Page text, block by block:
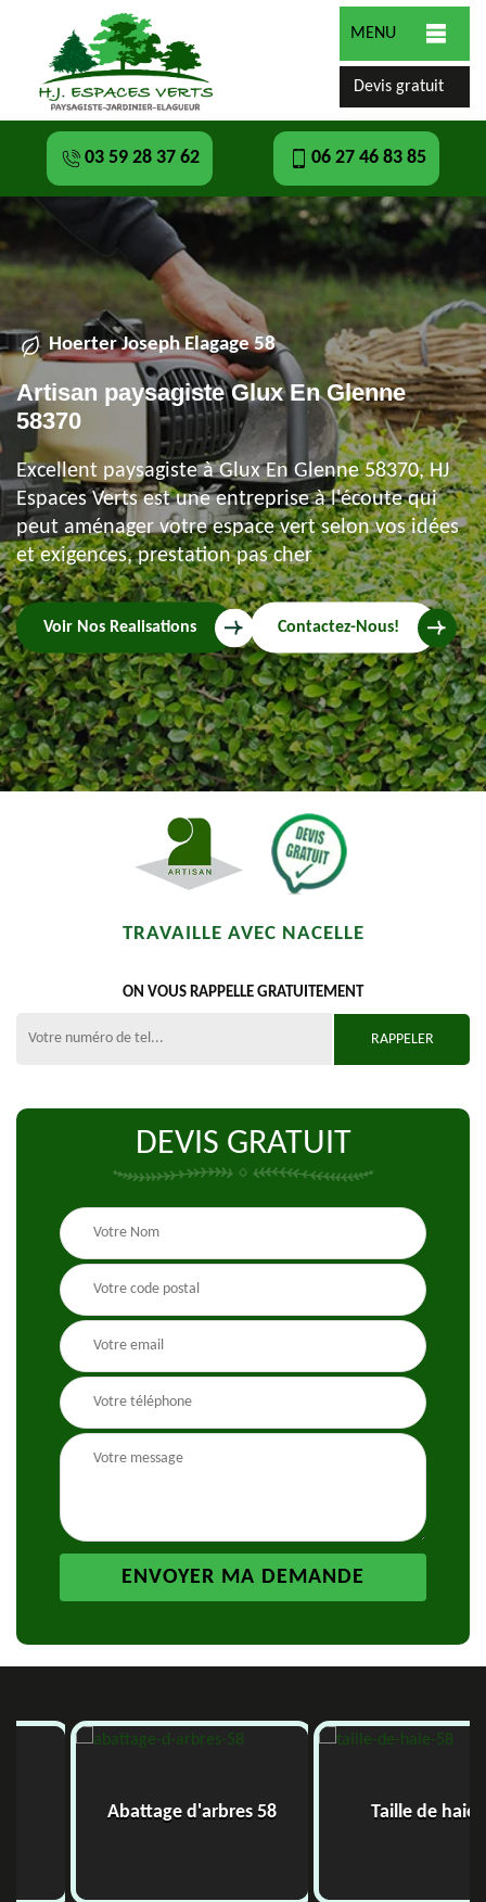
MENU
Devis gratuit
03 59 28 37 62 06 27 46 83 85
Hoerter Joseph Elagage 58
Artisan paysagiste Glux En Glenne
58370
Excellent paysagiste à Glux En Glenne 58370, HJ
Espaces Verts est une entreprise à l'écoute qui
peut aménager votre espace vert selon vos idées
et exigences, prestation pas cher
Voir Nos Realisations Contactez-Nous!
TRAVAILLE AVEC NACELLE
ON VOUS RAPPELLE GRATUITEMENT
DEVIS GRATUIT
Abattage d'arbres 58 Taille de haie